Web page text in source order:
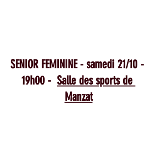
SENIOR FEMININE - samedi 21/10 -
19h00 - Salle des sports de
Manzat